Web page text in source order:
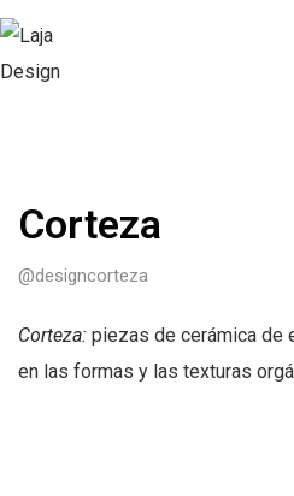
Corteza
@designcorteza
Corteza: piezas de cerámica de
en las formas y las texturas